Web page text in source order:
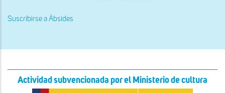
páginapágina
Suscribirse a Ábsides
Actividad subvencionada por el Ministerio de cultura